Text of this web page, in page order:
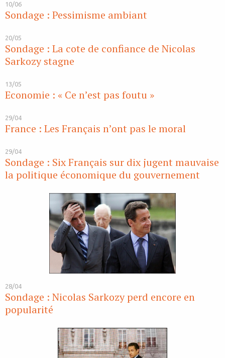
10/06
Sondage : Pessimisme ambiant
20/05
Sondage : La cote de confiance de Nicolas
Sarkozy stagne
13/05
Economie : « Ce n’est pas foutu »
29/04
France : Les Français n’ont pas le moral
29/04
Sondage : Six Français sur dix jugent mauvaise
la politique économique du gouvernement
28/04
Sondage : Nicolas Sarkozy perd encore en
popularité